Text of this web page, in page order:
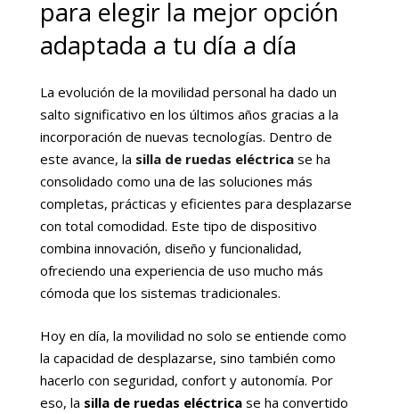
para elegir la mejor opción
adaptada a tu día a día
La evolución de la movilidad personal ha dado un
salto significativo en los últimos años gracias a la
incorporación de nuevas tecnologías. Dentro de
este avance, la silla de ruedas eléctrica se ha
consolidado como una de las soluciones más
completas, prácticas y eficientes para desplazarse
con total comodidad. Este tipo de dispositivo
combina innovación, diseño y funcionalidad,
ofreciendo una experiencia de uso mucho más
cómoda que los sistemas tradicionales.
Hoy en día, la movilidad no solo se entiende como
la capacidad de desplazarse, sino también como
hacerlo con seguridad, confort y autonomía. Por
eso, la silla de ruedas eléctrica se ha convertido